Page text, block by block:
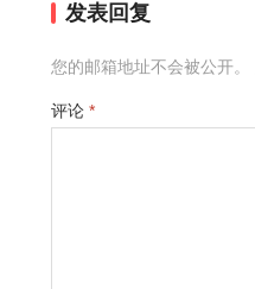
发表回复
您的邮箱地址不会被公开。
评论 *